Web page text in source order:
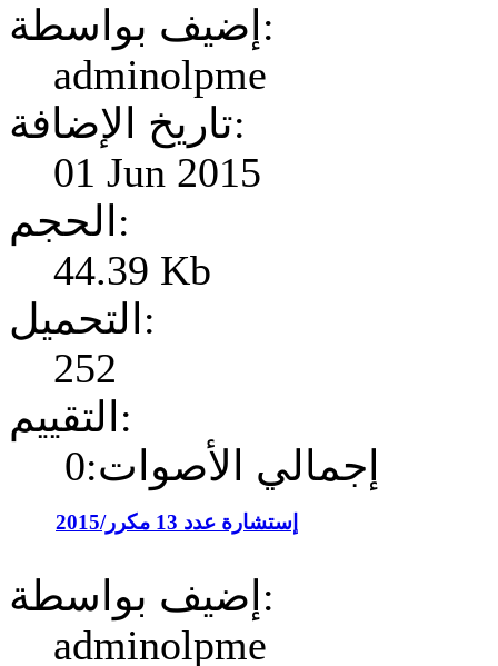
إضيف بواسطة:
adminolpme
تاريخ الإضافة:
01 Jun 2015
الحجم:
44.39 Kb
التحميل:
252
التقييم:
إجمالي الأصوات:0
إستشارة عدد 13 مكرر/2015
إضيف بواسطة:
adminolpme